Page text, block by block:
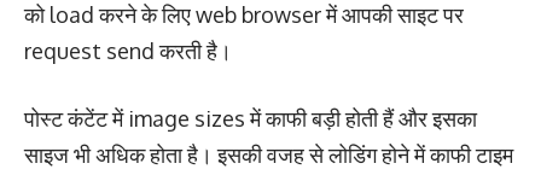
को load करने के लिए web browser में आपकी साइट पर
request send करती है।
पोस्ट कंटेंट में image sizes में काफी बड़ी होती हैं और इसका
साइज भी अधिक होता है। इसकी वजह से लोडिंग होने में काफी टाइम